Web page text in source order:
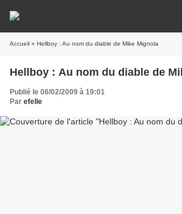
Accueil » Hellboy : Au nom du diable de Mike Mignola
Hellboy : Au nom du diable de
Publié le 06/02/2009 à 19:01
Par efelle